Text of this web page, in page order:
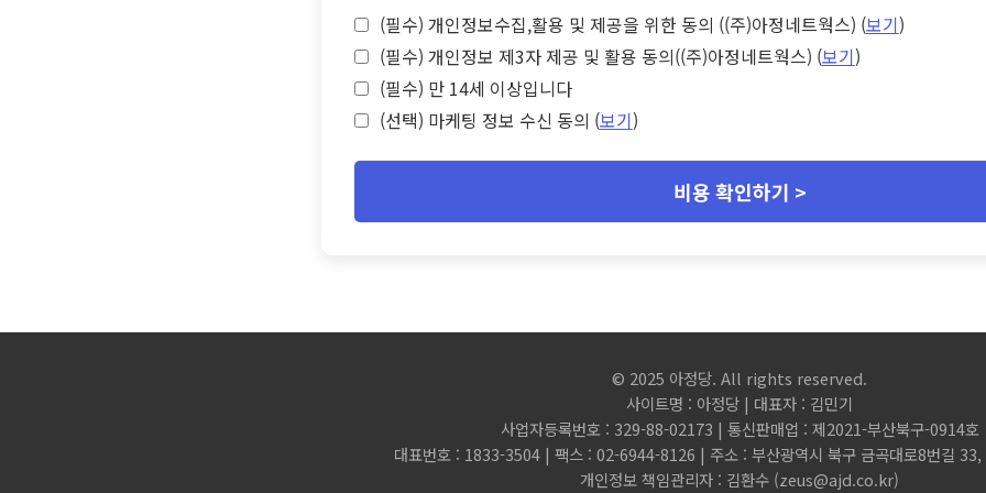
(필수) 개인정보수집,활용 및 제공을 위한 동의 ((주)아정네트웍스) (보기)
(필수) 개인정보 제3자 제공 및 활용 동의((주)아정네트웍스) (보기)
(필수) 만 14세 이상입니다
(선택) 마케팅 정보 수신 동의 (보기)
비용 확인하기 >
© 2025 아정당. All rights reserved.
사이트명 : 아정당 | 대표자 : 김민기
사업자등록번호 : 329-88-02173 | 통신판매업 : 제2021-부산북구-0914호
대표번호 : 1833-3504 | 팩스 : 02-6944-8126 | 주소 : 부산광역시 북구 금곡대로8번길 33,
개인정보 책임관리자 : 김환수 (zeus@ajd.co.kr)